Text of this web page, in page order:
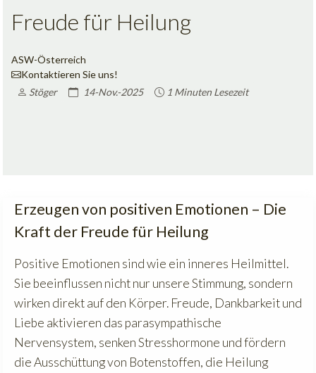
Freude für Heilung
ASW-Österreich
Kontaktieren Sie uns!
Stöger
14-Nov.-2025 1 Minuten Lesezeit
Erzeugen von positiven Emotionen – Die
Kraft der Freude für Heilung
Positive Emotionen sind wie ein inneres Heilmittel.
Sie beeinflussen nicht nur unsere Stimmung, sondern
wirken direkt auf den Körper. Freude, Dankbarkeit und
Liebe aktivieren das parasympathische
Nervensystem, senken Stresshormone und fördern
die Ausschüttung von Botenstoffen, die Heilung